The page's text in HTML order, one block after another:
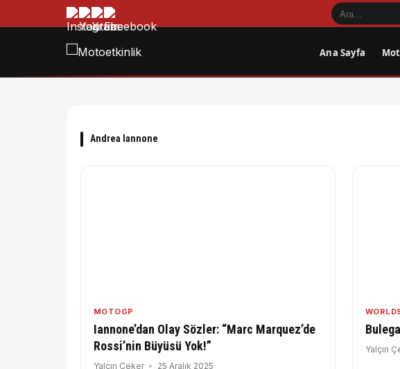
Ana Sayfa
Andrea Iannone
MOTOGP
Iannone’dan Olay Sözler: “Marc Marquez’de
Rossi’nin Büyüsü Yok!”
Yalçın Çeker 25 Aralık 2025
Yalçın